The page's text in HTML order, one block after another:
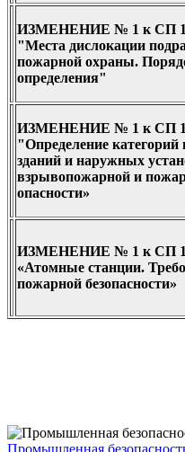
ИЗМЕНЕНИЕ № 1 к СП
"Места дислокации
пожарной охраны.
определения"
ИЗМЕНЕНИЕ № 1 к СП
"Определение
зданий и наружных
взрывопожарной и
опасности»
ИЗМЕНЕНИЕ № 1 к СП
«Атомные станции.
пожарной безопасности»
Промышленная